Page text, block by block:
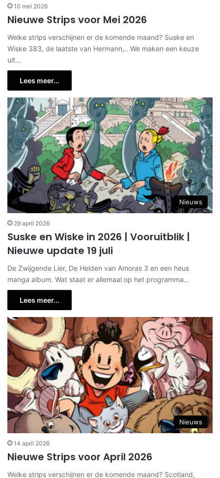
10 mei 2026
Nieuwe Strips voor Mei 2026
Welke strips verschijnen er de komende maand? Suske en
Wiske 383, de laatste van Hermann,.. We maken een keuze
uit…
Lees meer...
Nieuws
29 april 2026
Suske en Wiske in 2026 | Vooruitblik |
Nieuwe update 19 juli
De Zwijgende Lier, De Helden van Amoras 3 en een heus
manga album. Wat staat er allemaal op het programma…
Lees meer...
Nieuws
14 april 2026
Nieuwe Strips voor April 2026
Welke strips verschijnen er de komende maand? Scotland,